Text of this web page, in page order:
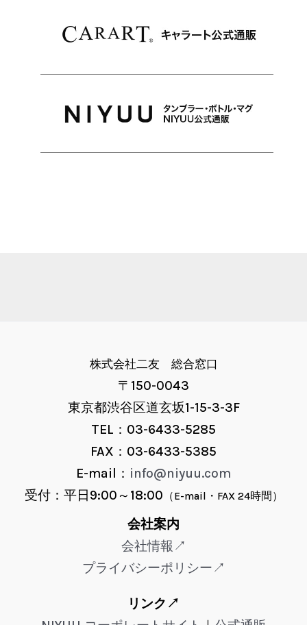
株式会社二友 総合窓口
〒150-0043
東京都渋谷区道玄坂1-15-3-3F
TEL：03-6433-5285
FAX：03-6433-5385
E-mail： info@niyuu.com
受付：平日9:00～18:00 （E-mail・FAX 24時間）
会社案内
会社情報↗
プライバシーポリシー↗
リンク↗